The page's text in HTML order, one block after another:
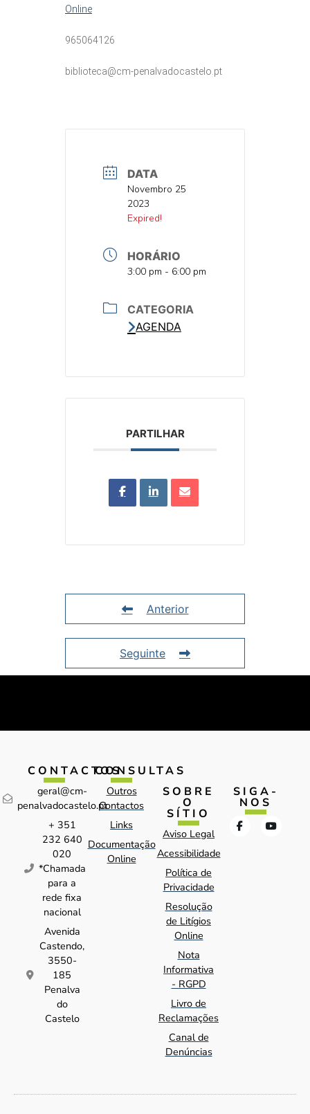
Online
965064126
biblioteca@cm-penalvadocastelo.pt
DATA
DATANovembro 25
2023
DATAExpired!
HORÁRIO
HORA
3:00 pm - 6:00 pm
CATEGORIA
AGENDA
PARTILHAR
Anterior
Seguinte
CONTACTOS
geral@cm-
penalvadocastelo.pt
+ 351
232 640
020
*Chamada
para a
rede fixa
nacional
Avenida
Castendo,
3550-
185
Penalva
do
Castelo
CONSULTAS
Outros
Contactos
Links
Documentação
Online
SOBRE
O
SÍTIO
Aviso Legal
Acessibilidade
Política de
Privacidade
Resolução
de Litígios
Online
Nota
Informativa
- RGPD
Livro de
Reclamações
Canal de
Denúncias
SIGA-
NOS